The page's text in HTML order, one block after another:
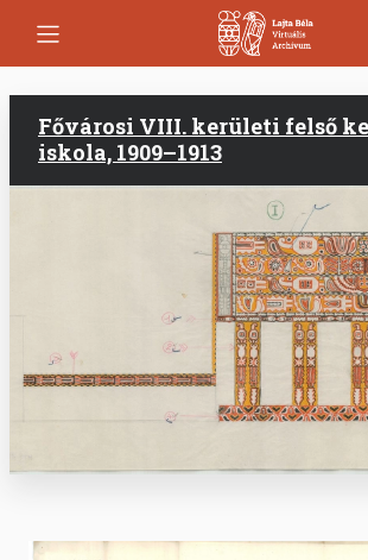
Fővárosi VIII. kerületi felső
iskola, 1909–1913